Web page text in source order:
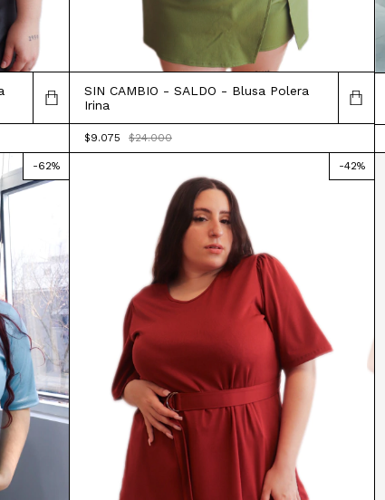
SIN CAMBIO - SALDO - Blusa Polera
Irina
$9.075 $24.000
-62% -42%